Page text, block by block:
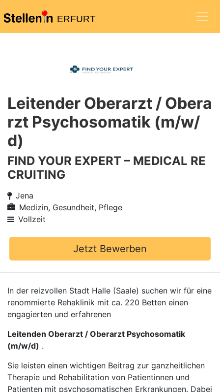
ERFURT
Leitender Oberarzt / Obera
rzt Psychosomatik (m/w/
d)
FIND YOUR EXPERT – MEDICAL RE
CRUITING
Jena
Medizin, Gesundheit, Pflege
Vollzeit
Jetzt Bewerben
In der reizvollen Stadt Halle (Saale) suchen wir für eine
renommierte Rehaklinik mit ca. 220 Betten einen
engagierten und erfahrenen
Leitenden Oberarzt / Oberarzt Psychosomatik
(m/w/d) .
Sie leisten einen wichtigen Beitrag zur ganzheitlichen
Therapie und Rehabilitation von Patientinnen und
Patienten mit psychosomatischen Erkrankungen. Dabei